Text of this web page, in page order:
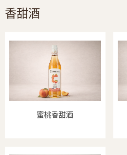
香甜酒
蜜桃香甜酒